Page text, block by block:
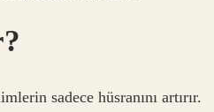
sadece hüsranını artırır.